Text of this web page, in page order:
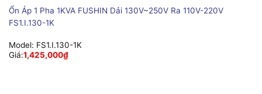
Ổn Áp 1 Pha 1KVA FUSHIN Dải 130V~250V Ra 110V-220V
FS1.I.130-1K
Model: FS1.I.130-1K
Giá:1,425,000₫